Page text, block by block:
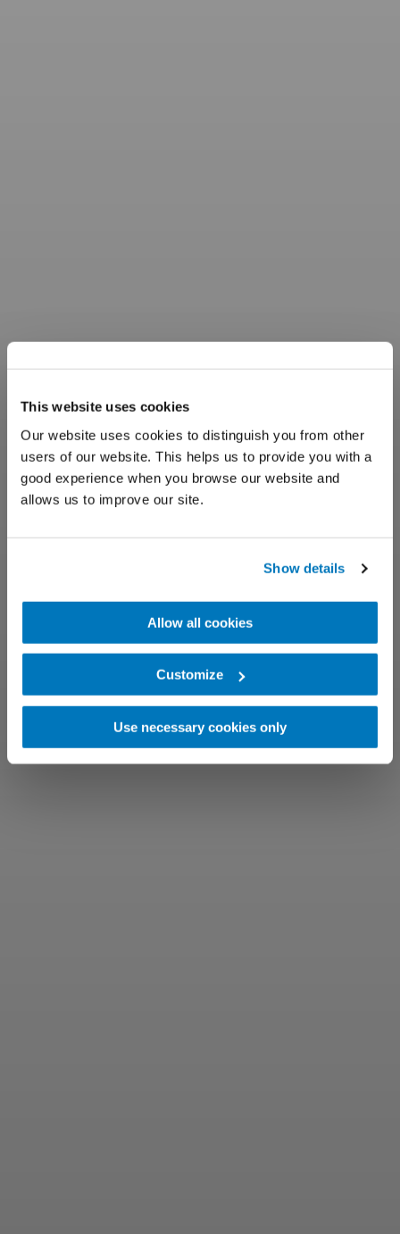
This website uses cookies
Our website uses cookies to distinguish you from other
users of our website. This helps us to provide you with a
good experience when you browse our website and
allows us to improve our site.
Show details
Allow all cookies
Customize
Use necessary cookies only